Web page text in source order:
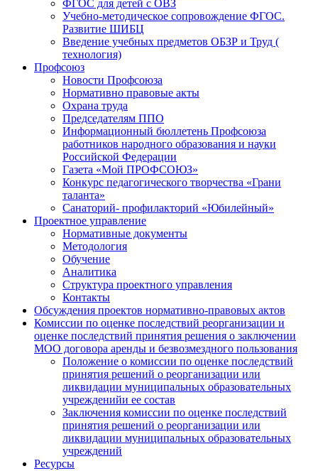
ФГОС для детей с ОВЗ
Учебно-методическое сопровождение ФГОС.
Развитие ШИБЦ
Введение учебных предметов ОБЗР и Труд (
технология)
Профсоюз
Новости Профсоюза
Нормативно правовые акты
Охрана труда
Председателям ППО
Информационный бюллетень Профсоюза
работников народного образования и науки
Российской Федерации
Газета «Мой ПРОФСОЮЗ»
Конкурс педагогического творчества «Грани
таланта»
Санаторий- профилакторий «Юбилейный»
Проектное управление
Нормативные документы
Методология
Обучение
Аналитика
Структура проектного управления
Контакты
Обсуждения проектов нормативно-правовых актов
Комиссии по оценке последствий реорганизации и
оценке последствий принятия решения о заключении
МОО договора аренды и безвозмездного пользования
Положение о комиссии по оценке последствий
принятия решений о реорганизации или
ликвидации муниципальных образовательных
учрежденийи ее состав
Заключения комиссии по оценке последствий
принятия решений о реорганизации или
ликвидации муниципальных образовательных
учреждений
Ресурсы